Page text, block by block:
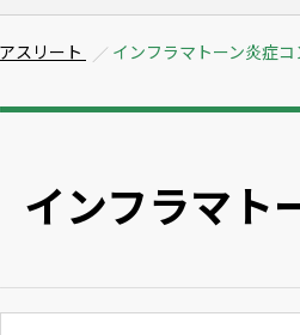
スリート インフラマトーン炎症
インフラマト